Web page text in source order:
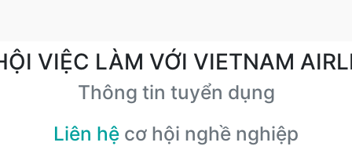
VIỆC LÀM VỚI VIETNAM
Thông tin tuyển dụng
Liên hệ cơ hội nghề nghiệp